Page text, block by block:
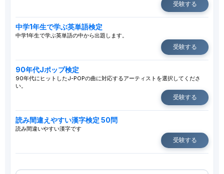
受験する
中学1年生で学ぶ英単語検定
中学1年生で学ぶ英単語の中から出題します。
受験する
90年代Jポップ検定
90年代にヒットしたJ-POPの曲に対応するアーティストを選択してくださ
い。
受験する
読み間違えやすい漢字検定 50問
読み間違いやすい漢字です
受験する